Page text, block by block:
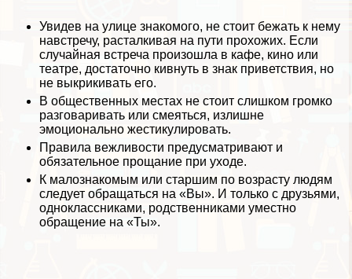
Увидев на улице знакомого, не стоит бежать к нему
навстречу, расталкивая на пути прохожих. Если
случайная встреча произошла в кафе, кино или
театре, достаточно кивнуть в знак приветствия, но
не выкрикивать его.
В общественных местах не стоит слишком громко
разговаривать или смеяться, излишне
эмоционально жестикулировать.
Правила вежливости предусматривают и
обязательное прощание при уходе.
К малознакомым или старшим по возрасту людям
следует обращаться на «Вы». И только с друзьями,
одноклассниками, родственниками уместно
обращение на «Ты».